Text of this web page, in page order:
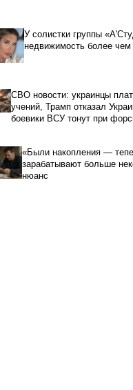
У солистки группы
недвижимость более
СВО новости: украинцы
учений, Трамп отказал
боевики ВСУ тонут при
«Были накопления —
зарабатывают больше
нюанс